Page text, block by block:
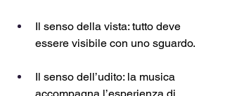
Il senso della vista: tutto deve
essere visibile con uno sguardo.
Il senso dell’udito: la musica